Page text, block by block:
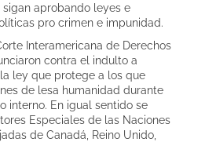
aprobando leyes e
pro crimen e impunidad.
Interamericana de Derechos
contra el indulto a
ley que protege a los que
de lesa humanidad durante
interno. En igual sentido se
Especiales de las Naciones
de Canadá, Reino Unido,